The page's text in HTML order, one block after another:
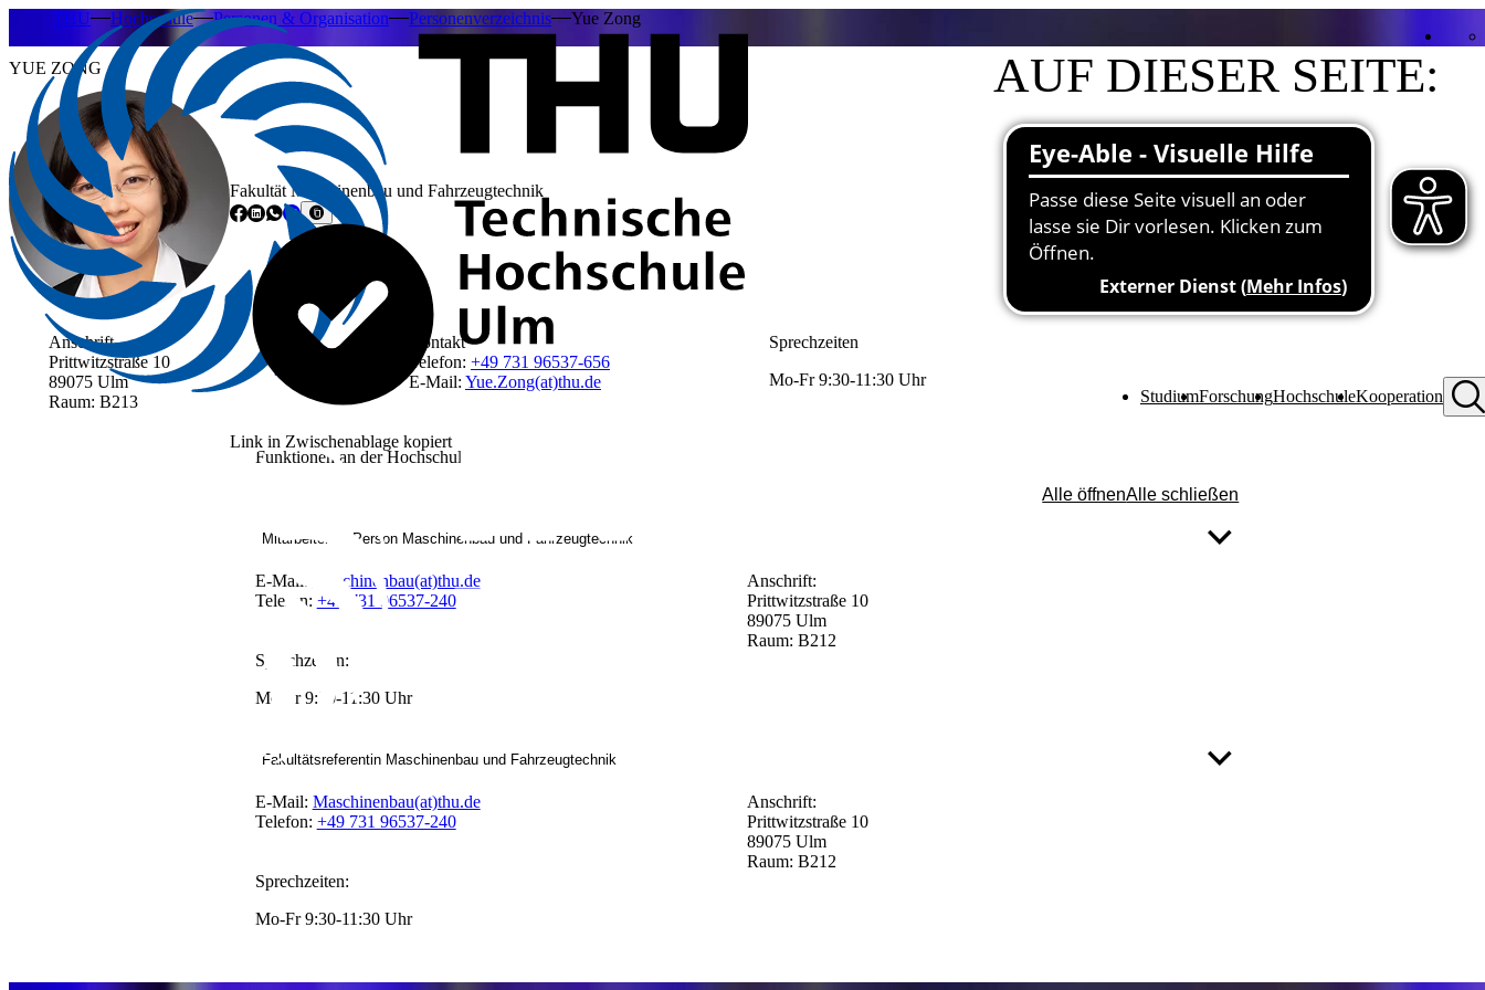
StudiumForschungHochschuleKooperation
THU Hochschule Personen & Organisation Personenverzeichnis Yue Zong
YUE ZONG
Fakultät Maschinenbau und Fahrzeugtechnik
Link in Zwischenablage kopiert
AUF DIESER SEITE:
Kontakt
Funktionen an der Hochschule
Anschrift
Prittwitzstraße 10
89075 Ulm
Raum: B213
Kontakt
Telefon: +49 731 96537-656
E-Mail: Yue.Zong(at)thu.de
Sprechzeiten
Mo-Fr 9:30-11:30 Uhr
Funktionen an der Hochschule
Alle öffnenAlle schließen
Mitarbeitende Person Maschinenbau und Fahrzeugtechnik
E-Mail:
Maschinenbau(at)thu.de
Telefon: +49 731 96537-240
Anschrift:
Prittwitzstraße 10
89075 Ulm
Raum: B212
Sprechzeiten:
Mo-Fr 9:30-11:30 Uhr
Fakultätsreferentin Maschinenbau und Fahrzeugtechnik
E-Mail: Maschinenbau(at)thu.de
Telefon: +49 731 96537-240
Anschrift:
Prittwitzstraße 10
89075 Ulm
Raum: B212
Sprechzeiten:
Mo-Fr 9:30-11:30 Uhr